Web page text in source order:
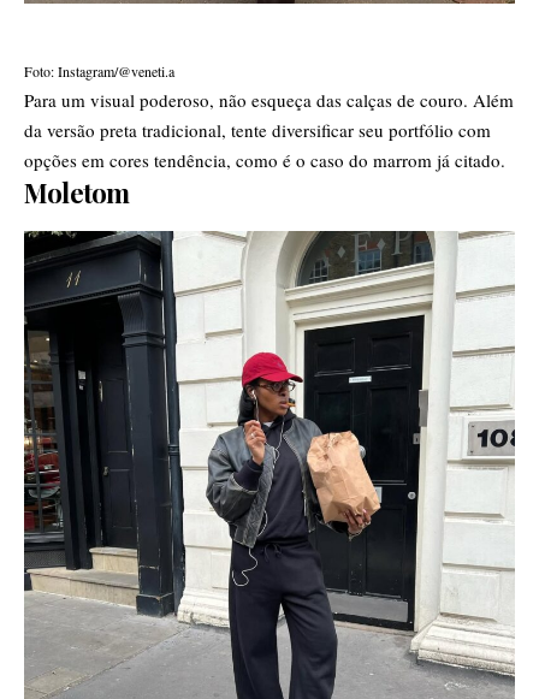
Foto: Instagram/@veneti.a
Para um visual poderoso, não esqueça das calças de couro. Além
da versão preta tradicional, tente diversificar seu portfólio com
opções em cores tendência, como é o caso do marrom já citado.
Moletom